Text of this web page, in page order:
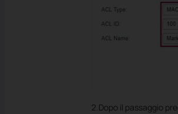
2.Dopo il passaggio